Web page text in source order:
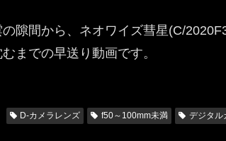
隙間から、ネオワイズ彗星(C/
までの早送り動画です。
D-カメラレンズ f50～100mm未満 デジタル